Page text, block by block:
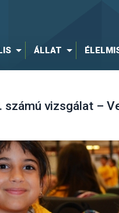
ÁLLAT
számú vizsgálat –